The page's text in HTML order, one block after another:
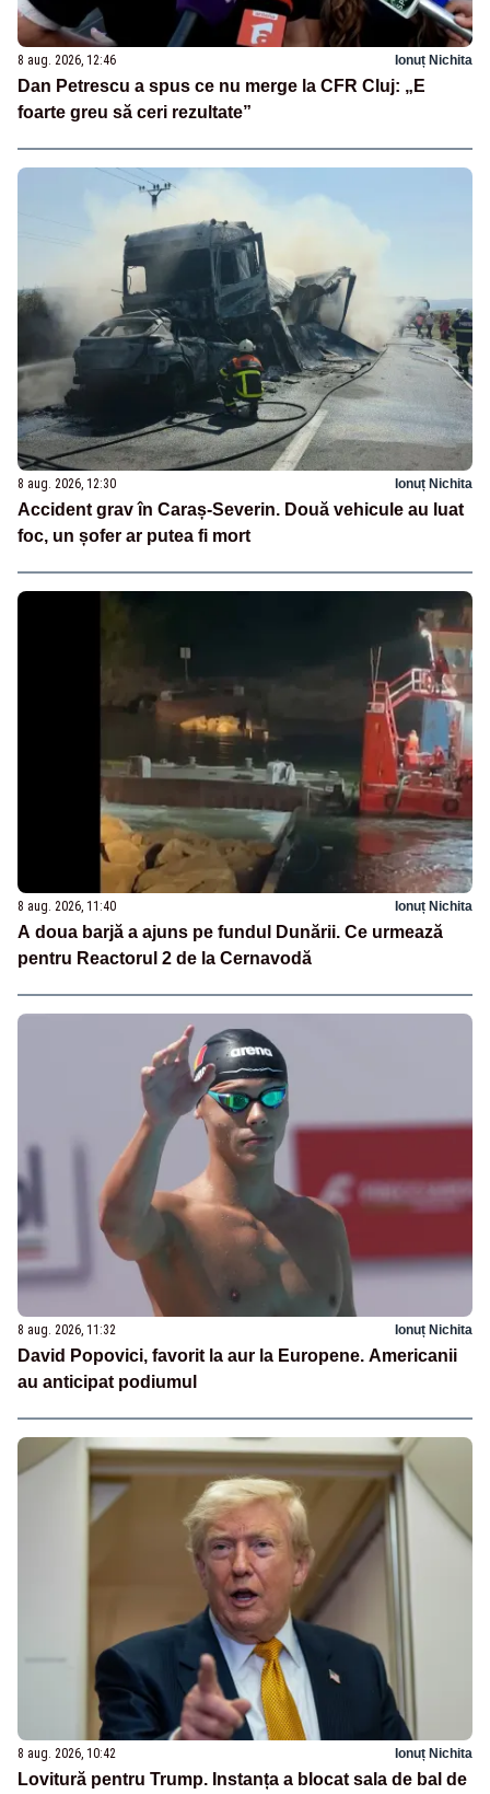
8 aug. 2026, 12:46 Ionuț Nichita
Dan Petrescu a spus ce nu merge la CFR Cluj: „E
foarte greu să ceri rezultate”
8 aug. 2026, 12:30 Ionuț Nichita
Accident grav în Caraș-Severin. Două vehicule au luat
foc, un șofer ar putea fi mort
8 aug. 2026, 11:40 Ionuț Nichita
A doua barjă a ajuns pe fundul Dunării. Ce urmează
pentru Reactorul 2 de la Cernavodă
8 aug. 2026, 11:32 Ionuț Nichita
David Popovici, favorit la aur la Europene. Americanii
au anticipat podiumul
8 aug. 2026, 10:42 Ionuț Nichita
Lovitură pentru Trump. Instanța a blocat sala de bal de